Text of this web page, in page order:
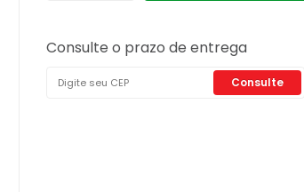
Consulte o prazo de entrega
Consulte